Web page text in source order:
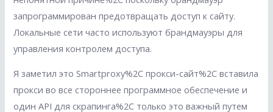
запрограммирован предотвращать доступ к сайту.
Локальные сети часто используют брандмауэры для
управления контролем доступа.
Я заметил это Smartproxy%2C прокси-сайт%2C вставила
прокси во все стороннее программное обеспечение и
один API для скрапинга%2C только это важный путем